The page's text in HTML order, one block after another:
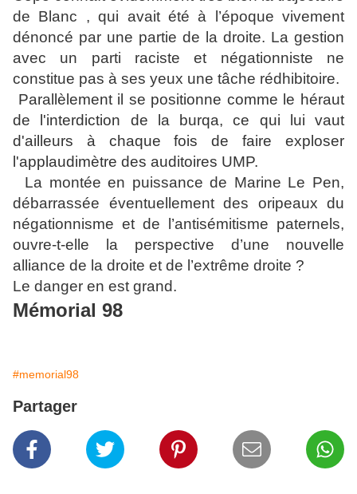
de Blanc , qui avait été à l’époque vivement
dénoncé par une partie de la droite. La gestion
avec un parti raciste et négationniste ne
constitue pas à ses yeux une tâche rédhibitoire.
Parallèlement il se positionne comme le héraut
de l'interdiction de la burqa, ce qui lui vaut
d'ailleurs à chaque fois de faire exploser
l'applaudimètre des auditoires UMP.
La montée en puissance de Marine Le Pen,
débarrassée éventuellement des oripeaux du
négationnisme et de l’antisémitisme paternels,
ouvre-t-elle la perspective d’une nouvelle
alliance de la droite et de l’extrême droite ?
Le danger en est grand.
Mémorial 98
#memorial98
Partager